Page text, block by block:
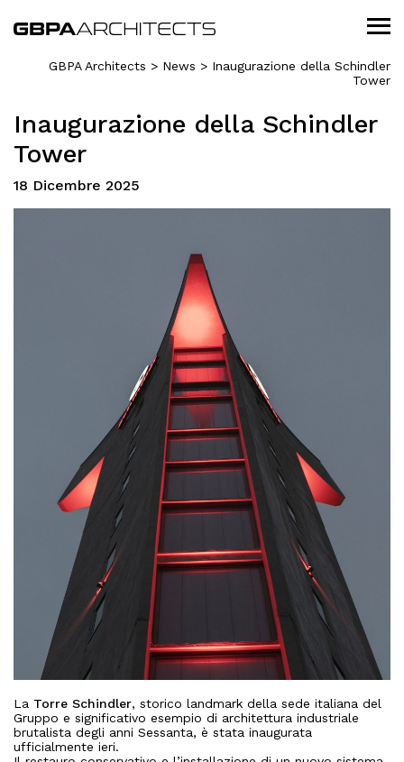
About
Works
Tutti i progetti
Uffici
Residenziale
Clients
GBPA Architects > News > Inaugurazione della Schindler
Tower
Inaugurazione della Schindler
Tower
18 Dicembre 2025
La Torre Schindler, storico landmark della sede italiana del
Gruppo e significativo esempio di architettura industriale
brutalista degli anni Sessanta, è stata inaugurata
ufficialmente ieri.